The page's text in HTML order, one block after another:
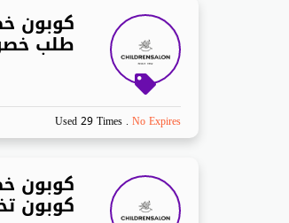
كوبون
طلب
Used 29 Times . No Expires
كوبون
كوبون